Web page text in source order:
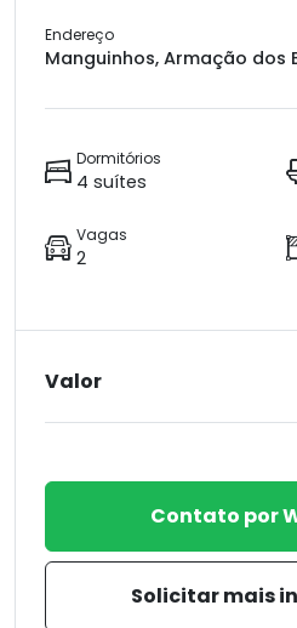
Endereço
Manguinhos, Armação dos
Dormitórios
4 suítes
Vagas
2
Valor
Contato por
Solicitar mais